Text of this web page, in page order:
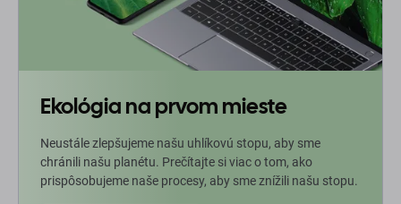
Ekológia na prvom mieste
Neustále zlepšujeme našu uhlíkovú stopu, aby sme
chránili našu planétu. Prečítajte si viac o tom, ako
prispôsobujeme naše procesy, aby sme znížili našu stopu.